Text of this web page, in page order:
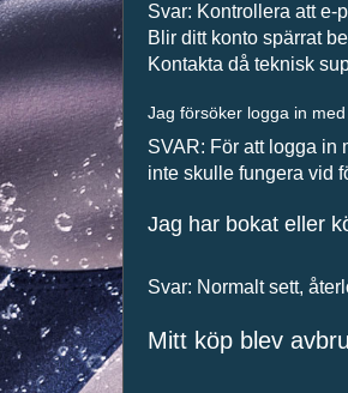
Svar: Kontrollera att e-
Blir ditt konto spärrat
Kontakta då teknisk
Jag försöker logga in med
SVAR: För att logga in
inte skulle fungera vid
Jag har bokat eller
Svar: Normalt sett,
Mitt köp blev